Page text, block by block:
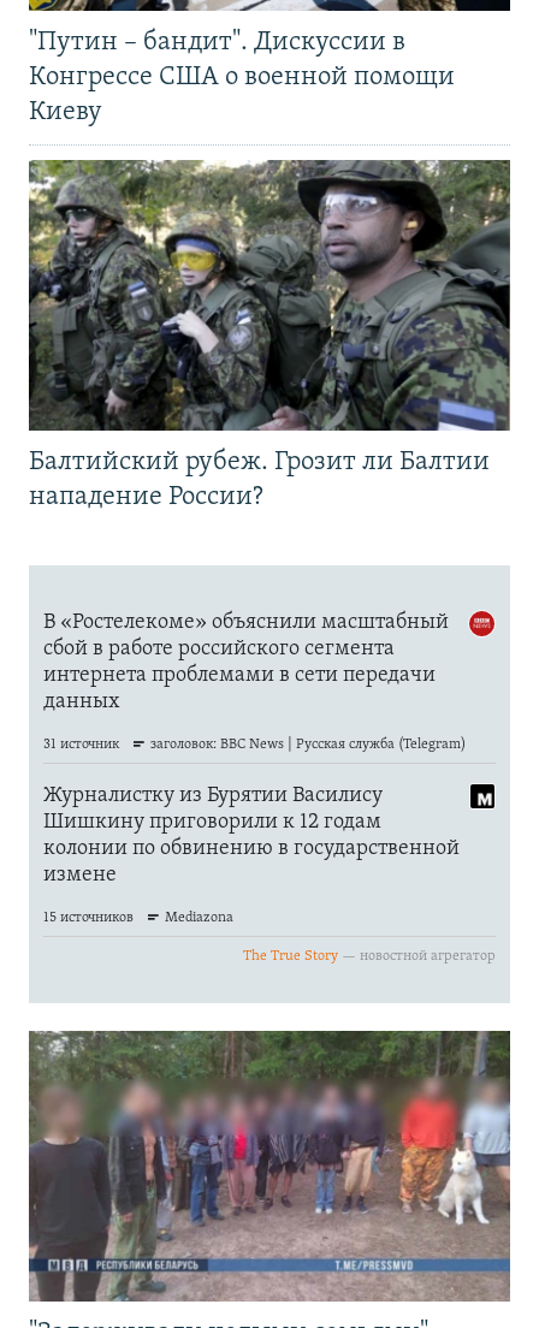
"Путин – бандит". Дискуссии в
Конгрессе США о военной помощи
Киеву
Балтийский рубеж. Грозит ли Балтии
нападение России?